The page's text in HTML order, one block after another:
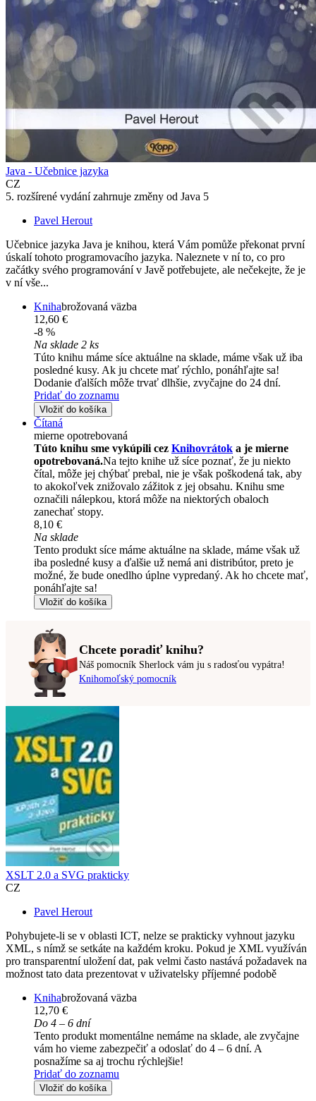
Java - Učebnice jazyka
CZ
5. rozšírené vydání zahrnuje změny od Java 5
Pavel Herout
Učebnice jazyka Java je knihou, která Vám pomůže překonat první
úskalí tohoto programovacího jazyka. Naleznete v ní to, co pro
začátky svého programování v Javě potřebujete, ale nečekejte, že je
v ní vše...
Knihabrožovaná väzba
12,60 €
-8 %
Na sklade 2 ks
Túto knihu máme síce aktuálne na sklade, máme však už iba
posledné kusy. Ak ju chcete mať rýchlo, ponáhľajte sa!
Dodanie ďalších môže trvať dlhšie, zvyčajne do 24 dní.
Pridať do zoznamu
Vložiť do košíka
Čítaná
mierne opotrebovaná
Túto knihu sme vykúpili cez Knihovrátok a je mierne
opotrebovaná.Na tejto knihe už síce poznať, že ju niekto
čítal, môže jej chýbať prebal, nie je však poškodená tak, aby
to akokoľvek znižovalo zážitok z jej obsahu. Knihu sme
označili nálepkou, ktorá môže na niektorých obaloch
zanechať stopy.
8,10 €
Na sklade
Tento produkt síce máme aktuálne na sklade, máme však už
iba posledné kusy a ďalšie už nemá ani distribútor, preto je
možné, že bude onedlho úplne vypredaný. Ak ho chcete mať,
ponáhľajte sa!
Vložiť do košíka
Chcete poradiť knihu?
Náš pomocník Sherlock vám ju s radosťou vypátra!
Knihomoľský pomocník
XSLT 2.0 a SVG prakticky
CZ
Pavel Herout
Pohybujete-li se v oblasti ICT, nelze se prakticky vyhnout jazyku
XML, s nímž se setkáte na každém kroku. Pokud je XML využíván
pro transparentní uložení dat, pak velmi často nastává požadavek na
možnost tato data prezentovat v uživatelsky příjemné podobě
Knihabrožovaná väzba
12,70 €
Do 4 – 6 dní
Tento produkt momentálne nemáme na sklade, ale zvyčajne
vám ho vieme zabezpečiť a odoslať do 4 – 6 dní. A
posnažíme sa aj trochu rýchlejšie!
Pridať do zoznamu
Vložiť do košíka